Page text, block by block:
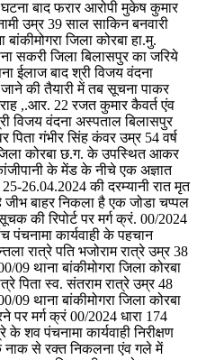
घटना बाद फरार आरोपी मुकेष कुमार
उम्र 39 साल साकिन बनवारी
जिला कोरबा हा.मु.
सकरी जिला बिलासपुर का जरिये
ईलाज बाद श्री विजय वंदना
की तैयारी में तब सूचना पाकर
,.आर. 22 रजत कुमार कैवर्त एंव
विजय वंदना अस्पताल बिलासपुर
गंभीर सिंह कंवर उम्र 54 वर्ष
जिला कोरबा छ.ग. के उपस्थित आकर
के मेंड के नीचे एक अज्ञात
26.04.2024 की दरम्यानी रात मृत
बाहर निकला है एक जोडा चप्पल
की रिपोर्ट पर मर्ग क्रं. 00/2024
पंचनामा कार्यवाही के पहचान
रात्रे पति भजोराम रात्रे उम्र 38
09 थाना बांकीमोगरा जिला कोरबा
पिता स्व. संतराम रात्रे उम्र 48
09 थाना बांकीमोगरा जिला कोरबा
पर मर्ग क्रं 00/2024 धारा 174
शव पंचनामा कार्यवाही निरीक्षण
नाक से रक्त निकलना एंव गले में